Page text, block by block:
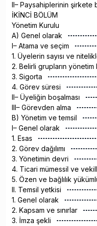
II– Paysahiplerinin şirkete
İKİNCİ BÖLÜM
Yönetim Kurulu
A) Genel olarak
I– Atama ve seçim
1. Üyelerin sayısı ve
2. Belirli grupların
3. Sigorta
4. Görev süresi
II– Üyeliğin boşalması
III– Görevden alma
B) Yönetim ve temsil
I– Genel olarak
1. Esas
2. Görev dağılımı
3. Yönetimin devri
4. Ticari mümessil ve
5. Özen ve bağlılık
II. Temsil yetkisi
1. Genel olarak
2. Kapsam ve sınırlar
3. İmza şekli